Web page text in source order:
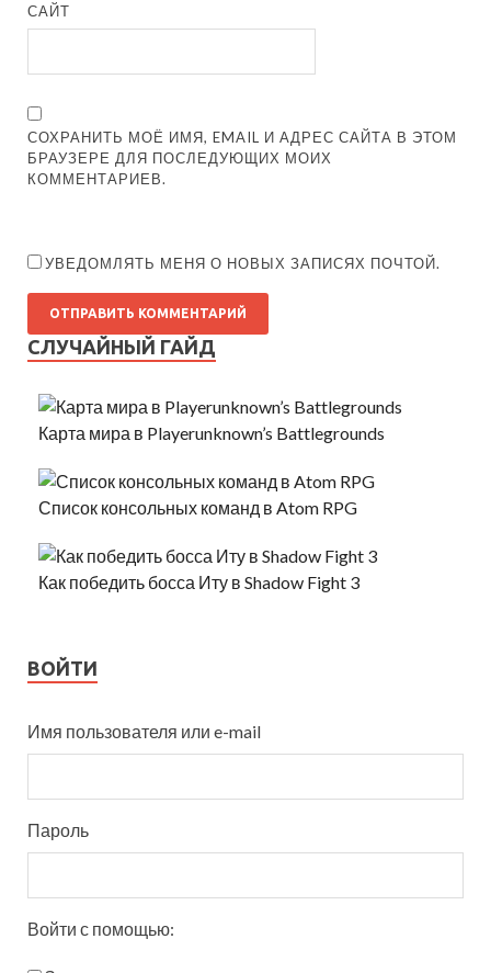
САЙТ
СОХРАНИТЬ МОЁ ИМЯ, EMAIL И АДРЕС САЙТА В ЭТОМ
БРАУЗЕРЕ ДЛЯ ПОСЛЕДУЮЩИХ МОИХ
КОММЕНТАРИЕВ.
УВЕДОМЛЯТЬ МЕНЯ О НОВЫХ ЗАПИСЯХ ПОЧТОЙ.
СЛУЧАЙНЫЙ ГАЙД
Карта мира в Playerunknown’s Battlegrounds
Список консольных команд в Atom RPG
Как победить босса Иту в Shadow Fight 3
ВОЙТИ
Имя пользователя или e-mail
Пароль
Войти с помощью: